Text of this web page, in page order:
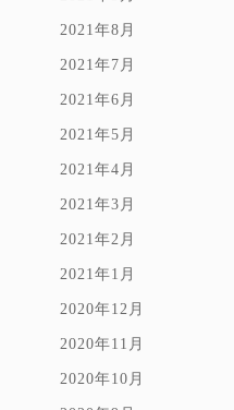
2021年8月
2021年7月
2021年6月
2021年5月
2021年4月
2021年3月
2021年2月
2021年1月
2020年12月
2020年11月
2020年10月